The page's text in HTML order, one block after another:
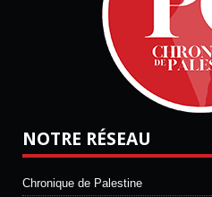
NOTRE RÉSEAU
Chronique de Palestine